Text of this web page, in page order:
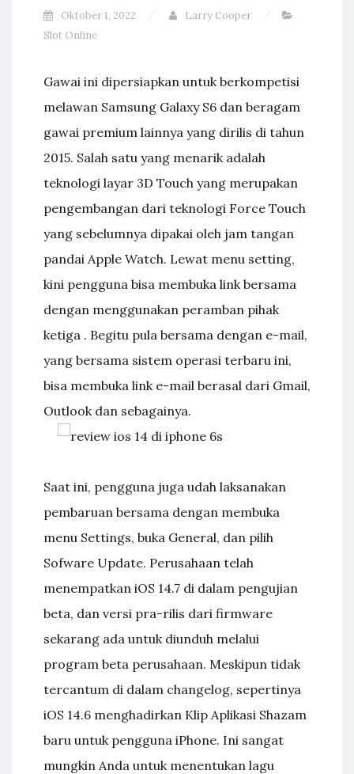
Oktober 1, 2022
Larry Cooper
Slot Online
Gawai ini dipersiapkan untuk berkompetisi
melawan Samsung Galaxy S6 dan beragam
gawai premium lainnya yang dirilis di tahun
2015. Salah satu yang menarik adalah
teknologi layar 3D Touch yang merupakan
pengembangan dari teknologi Force Touch
yang sebelumnya dipakai oleh jam tangan
pandai Apple Watch. Lewat menu setting,
kini pengguna bisa membuka link bersama
dengan menggunakan peramban pihak
ketiga . Begitu pula bersama dengan e-mail,
yang bersama sistem operasi terbaru ini,
bisa membuka link e-mail berasal dari Gmail,
Outlook dan sebagainya.
Saat ini, pengguna juga udah laksanakan
pembaruan bersama dengan membuka
menu Settings, buka General, dan pilih
Sofware Update. Perusahaan telah
menempatkan iOS 14.7 di dalam pengujian
beta, dan versi pra-rilis dari firmware
sekarang ada untuk diunduh melalui
program beta perusahaan. Meskipun tidak
tercantum di dalam changelog, sepertinya
iOS 14.6 menghadirkan Klip Aplikasi Shazam
baru untuk pengguna iPhone. Ini sangat
mungkin Anda untuk menentukan lagu